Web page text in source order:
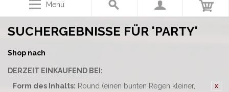
Menü
SUCHERGEBNISSE FÜR 'PARTY'
Shop nach
DERZEIT EINKAUFEND BEI:
Form des Inhalts: Round (einen bunten Regen kleiner,